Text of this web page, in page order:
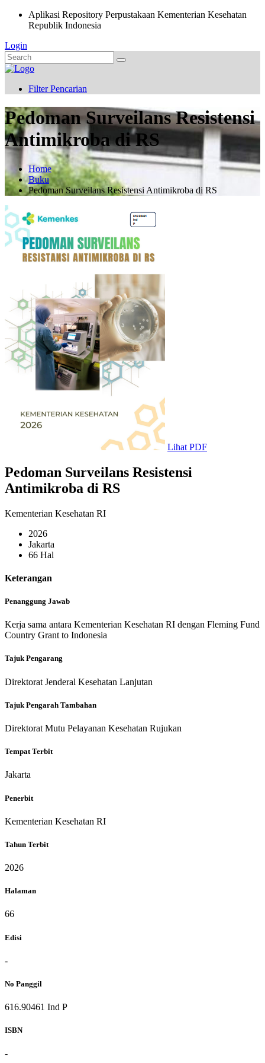
Aplikasi Repository Perpustakaan Kementerian Kesehatan
Republik Indonesia
Login
Filter Pencarian
Pedoman Surveilans Resistensi
Antimikroba di RS
Home
Buku
Pedoman Surveilans Resistensi Antimikroba di RS
Lihat PDF
Pedoman Surveilans Resistensi
Antimikroba di RS
Kementerian Kesehatan RI
2026
Jakarta
66 Hal
Keterangan
Penanggung Jawab
Kerja sama antara Kementerian Kesehatan RI dengan Fleming Fund
Country Grant to Indonesia
Tajuk Pengarang
Direktorat Jenderal Kesehatan Lanjutan
Tajuk Pengarah Tambahan
Direktorat Mutu Pelayanan Kesehatan Rujukan
Tempat Terbit
Jakarta
Penerbit
Kementerian Kesehatan RI
Tahun Terbit
2026
Halaman
66
Edisi
-
No Panggil
616.90461 Ind P
ISBN
-